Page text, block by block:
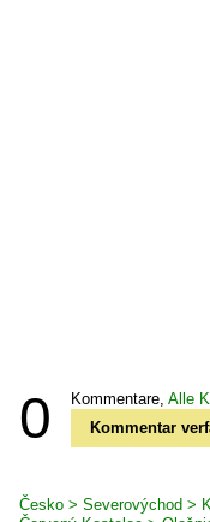
0 Kommentare, Alle
Kommentar
Česko > Severovýchod >